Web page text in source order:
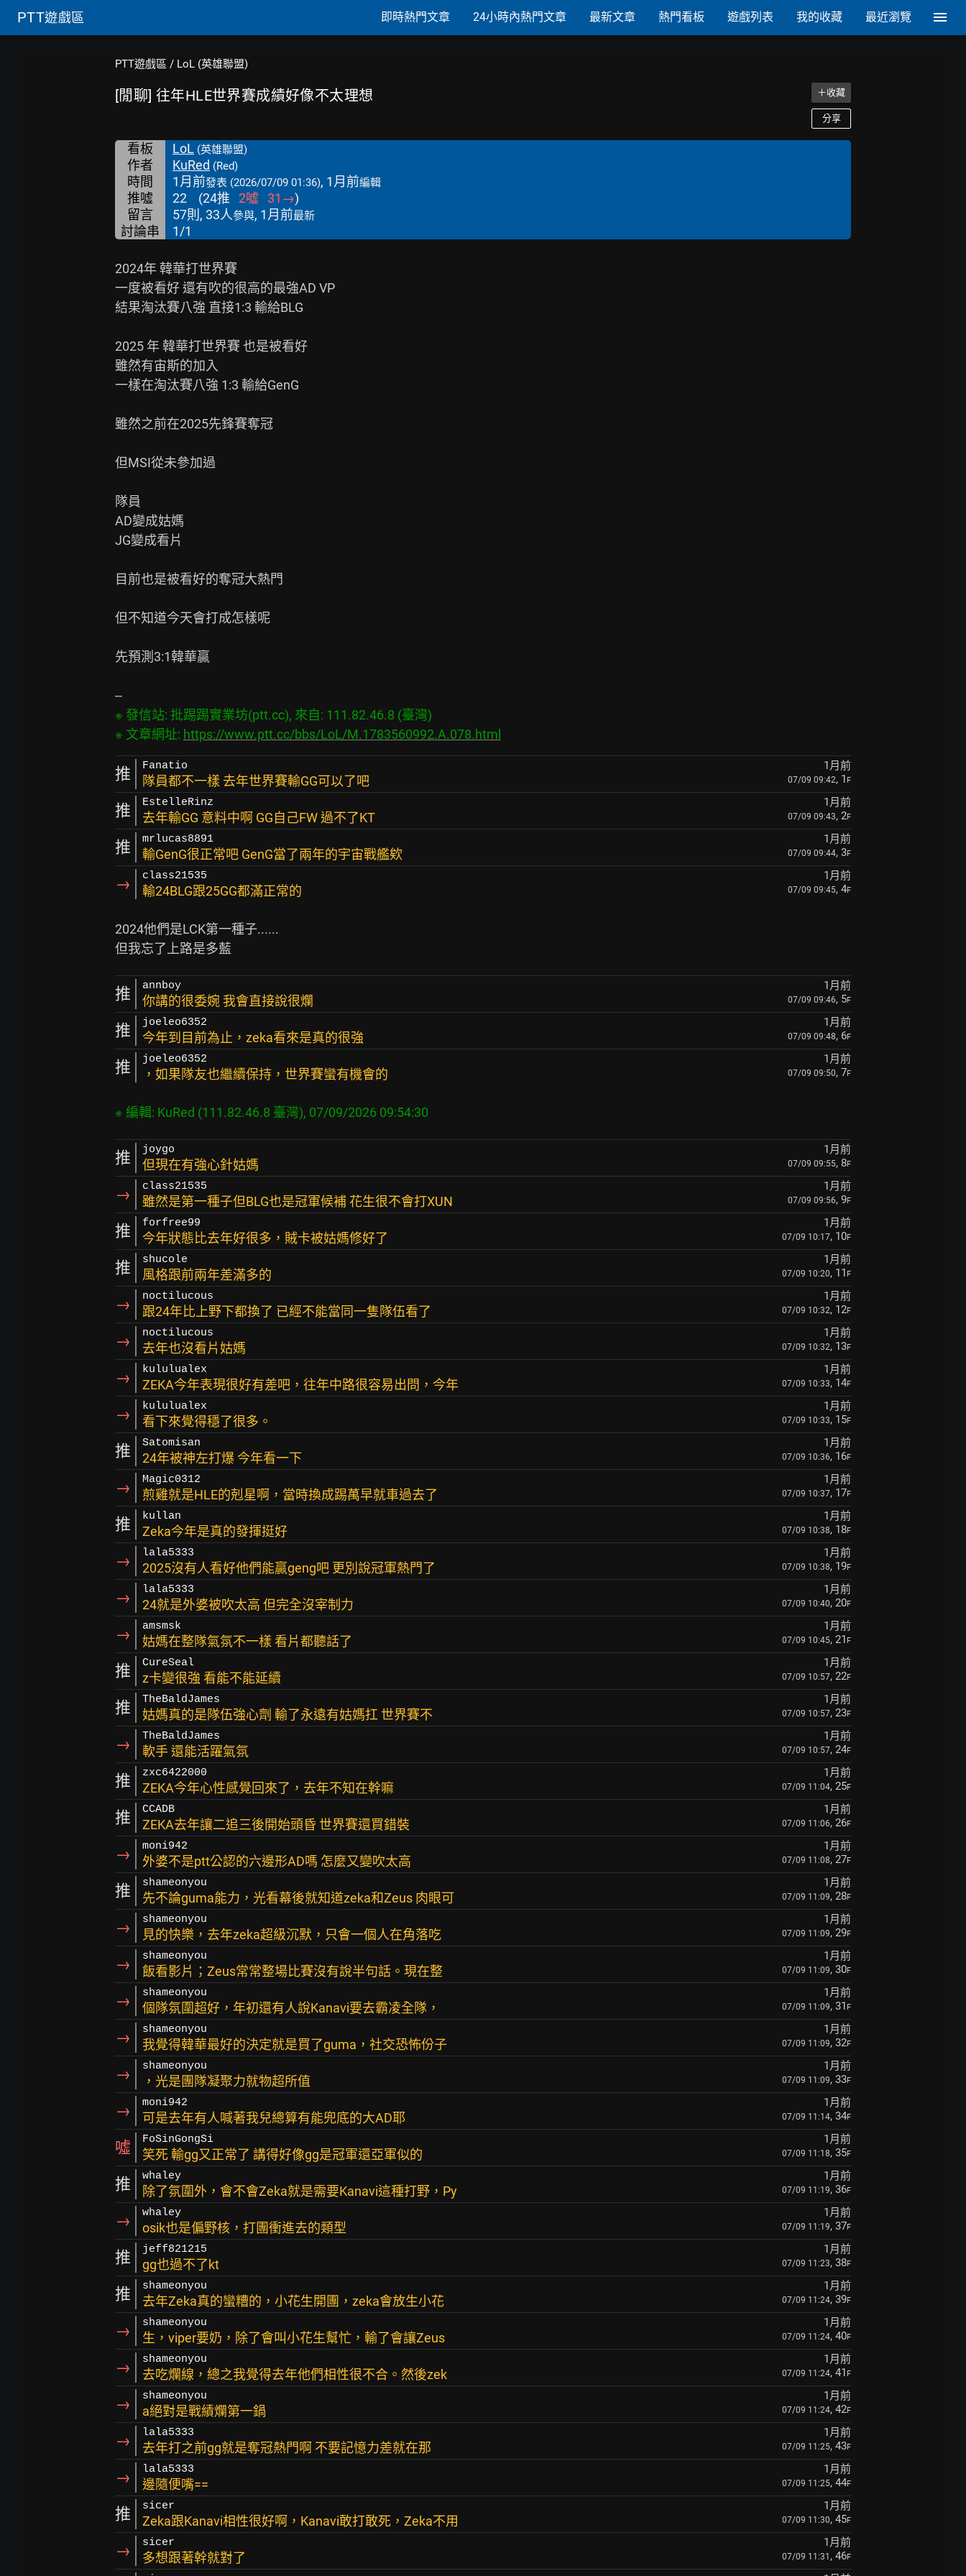
PTT遊戲區 即時熱門文章 24小時內熱門文章 最新文章 熱門看板 遊戲列表 我的收藏 最近瀏覽
PTT遊戲區 / LoL (英雄聯盟)
[閒聊] 往年HLE世界賽成績好像不太理想 ＋收藏
分享
看板 LoL (英雄聯盟)
作者 KuRed (Red)
時間 1月前發表 (2026/07/09 01:36), 1月前編輯
推噓 22 (24推 2噓 31 →)
留言
57則, 33人參與, 1月前最新
討論串 1/1
2024年 韓華打世界賽
一度被看好 還有吹的很高的最強AD VP
結果淘汰賽八強 直接1:3 輸給BLG
2025 年 韓華打世界賽 也是被看好
雖然有宙斯的加入
一樣在淘汰賽八強 1:3 輸給GenG
雖然之前在2025先鋒賽奪冠
但MSI從未參加過
隊員
AD變成姑媽
JG變成看片
目前也是被看好的奪冠大熱門
但不知道今天會打成怎樣呢
先預測3:1韓華贏
※ 發信站: 批踢踢實業坊(ptt.cc), 來自: 111.82.46.8 (臺灣)
※ 文章網址: https://www.ptt.cc/bbs/LoL/M.1783560992.A.078.html
推 Fanatio 1月前
隊員都不一樣 去年世界賽輸GG可以了吧 07/09 09:42, 1 F
推 EstelleRinz 1月前
去年輸GG 意料中啊 GG自己FW 過不了KT 07/09 09:43, 2F
推 mrlucas8891 1月前
輸GenG很正常吧 GenG當了兩年的宇宙戰艦欸 07/09 09:44, 3F
→ class21535 1月前
輸24BLG跟25GG都滿正常的 07/09 09:45, 4F
2024他們是LCK第一種子......
推 annboy 1月前
你講的很委婉 我會直接說很爛 07/09 09:46, 5F
推 joeleo6352 1月前
今年到目前為止，zeka看來是真的很強 07/09 09:48, 6F
推 joeleo6352 1月前
，如果隊友也繼續保持，世界賽蠻有機會的 07/09 09:50, 7F
推 joygo 1月前
但現在有強心針姑媽 07/09 09:55, 8F
→ class21535 1月前
雖然是第一種子但BLG也是冠軍候補 花生很不會打XUN 07/09 09:56, 9F
推 forfree99 1月前
今年狀態比去年好很多，賊卡被姑媽修好了 07/09 10:17, 10F
推 shucole 1月前
風格跟前兩年差滿多的 07/09 10:20, 11 F
→ noctilucous 1月前
跟24年比上野下都換了 已經不能當同一隻隊伍看了 07/09 10:32, 12F
→ noctilucous 1月前
去年也沒看片姑媽 07/09 10:32, 13F
→ kululualex 1月前
ZEKA今年表現很好有差吧，往年中路很容易出問，今年 07/09 10:33, 14F
→ kululualex 1月前
看下來覺得穩了很多。 07/09 10:33, 15F
推 Satomisan 1月前
24年被神左打爆 今年看一下 07/09 10:36, 16F
→ Magic0312 1月前
煎雞就是HLE的剋星啊，當時換成踢萬早就車過去了 07/09 10:37, 17F
推 kullan 1月前
Zeka今年是真的發揮挺好 07/09 10:38, 18F
→ lala5333 1月前
2025沒有人看好他們能贏geng吧 更別說冠軍熱門了 07/09 10:38, 19F
→ lala5333 1月前
24就是外婆被吹太高 但完全沒宰制力 07/09 10:40, 20F
→ amsmsk 1月前
姑媽在整隊氣氛不一樣 看片都聽話了 07/09 10:45, 21 F
推 CureSeal 1月前
z卡變很強 看能不能延續 07/09 10:57, 22F
推 TheBaldJames 1月前
姑媽真的是隊伍強心劑 輸了永遠有姑媽扛 世界賽不 07/09 10:57, 23F
→ TheBaldJames 1月前
軟手 還能活躍氣氛 07/09 10:57, 24F
推 zxc6422000 1月前
ZEKA今年心性感覺回來了，去年不知在幹嘛 07/09 11:04, 25F
推 CCADB 1月前
ZEKA去年讓二追三後開始頭昏 世界賽還買錯裝 07/09 11:06, 26F
→ moni942 1月前
外婆不是ptt公認的六邊形AD嗎 怎麼又變吹太高 07/09 11:08, 27F
推 shameonyou 1月前
先不論guma能力，光看幕後就知道zeka和Zeus 肉眼可 07/09 11:09, 28F
→ shameonyou 1月前
見的快樂，去年zeka超級沉默，只會一個人在角落吃 07/09 11:09, 29F
→ shameonyou 1月前
飯看影片；Zeus常常整場比賽沒有說半句話。現在整 07/09 11:09, 30F
→ shameonyou 1月前
個隊氛圍超好，年初還有人說Kanavi要去霸凌全隊， 07/09 11:09, 31 F
→ shameonyou 1月前
我覺得韓華最好的決定就是買了guma，社交恐怖份子 07/09 11:09, 32F
→ shameonyou 1月前
，光是團隊凝聚力就物超所值 07/09 11:09, 33F
→ moni942 1月前
可是去年有人喊著我兒總算有能兜底的大AD耶 07/09 11:14, 34F
噓 FoSinGongSi 1月前
笑死 輸gg又正常了 講得好像gg是冠軍還亞軍似的 07/09 11:18, 35F
推 whaley 1月前
除了氛圍外，會不會Zeka就是需要Kanavi這種打野，Py 07/09 11:19, 36F
→ whaley 1月前
osik也是偏野核，打團衝進去的類型 07/09 11:19, 37F
推 jeff821215 1月前
gg也過不了kt 07/09 11:23, 38F
推 shameonyou 1月前
去年Zeka真的蠻糟的，小花生開團，zeka會放生小花 07/09 11:24, 39F
→ shameonyou 1月前
生，viper要奶，除了會叫小花生幫忙，輸了會讓Zeus 07/09 11:24, 40F
→ shameonyou 1月前
去吃爛線，總之我覺得去年他們相性很不合。然後zek 07/09 11:24, 41 F
→ shameonyou 1月前
a絕對是戰績爛第一鍋 07/09 11:24, 42F
→ lala5333 1月前
去年打之前gg就是奪冠熱門啊 不要記憶力差就在那 07/09 11:25, 43F
→ lala5333 1月前
邊隨便嘴== 07/09 11:25, 44F
推 sicer 1月前
Zeka跟Kanavi相性很好啊，Kanavi敢打敢死，Zeka不用 07/09 11:30, 45F
→ sicer 1月前
多想跟著幹就對了 07/09 11:31 , 46F